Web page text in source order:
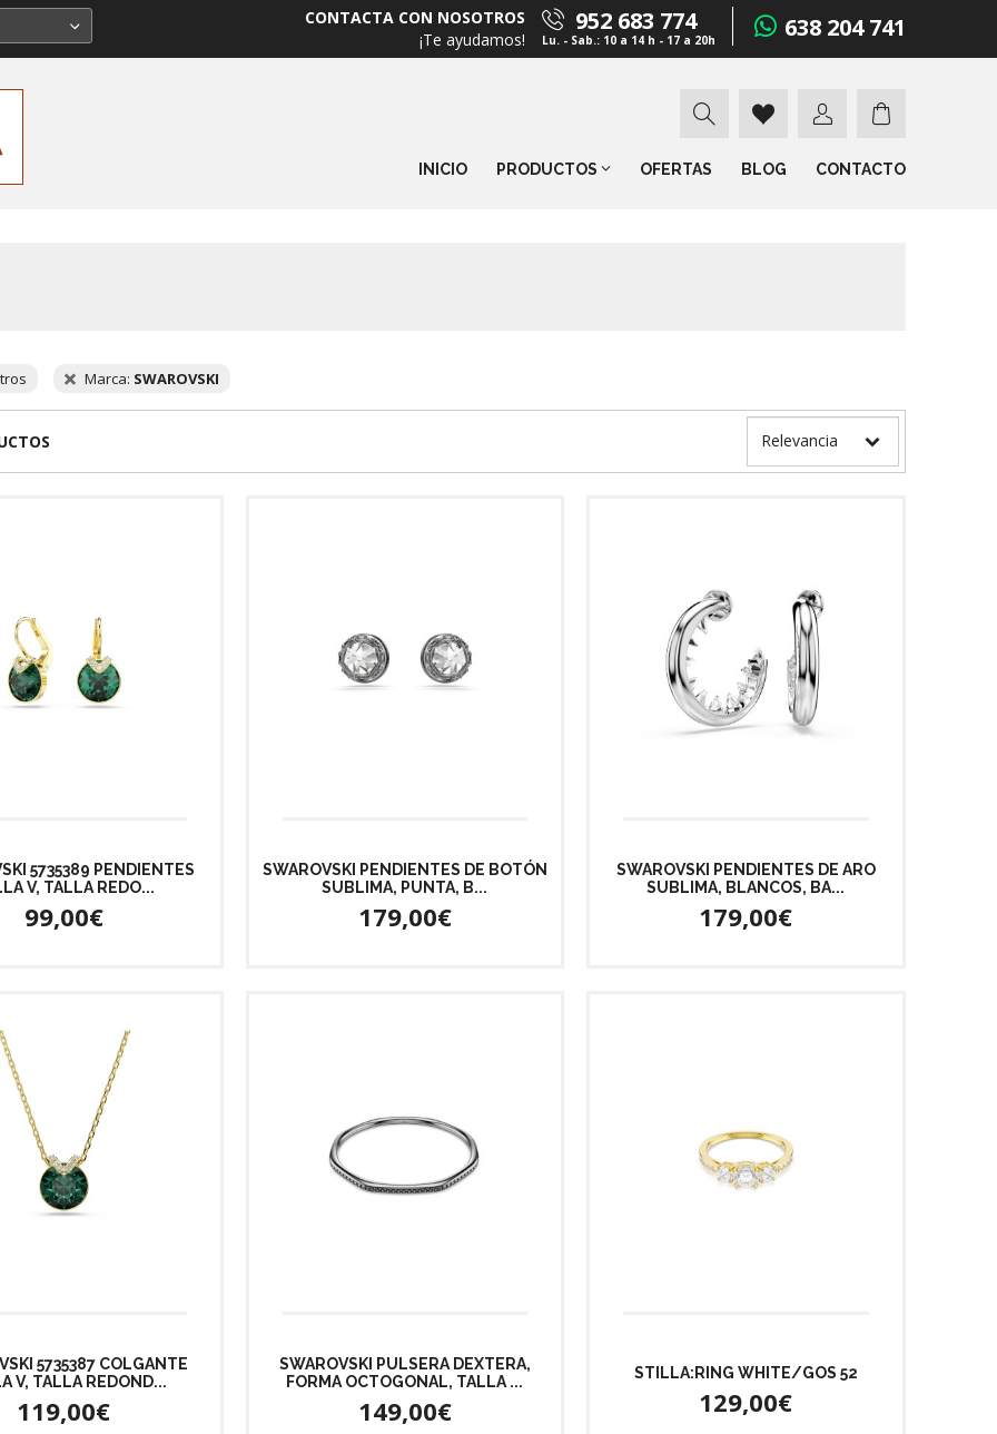
952 683 774
Lu. - Sab.: 10 a 14 h - 17 a 20h 638 204 741
CONTACTA CON NOSOTROS
¡Te ayudamos!
INICIO PRODUCTOS OFERTAS BLOG CONTACTO
Marca: SWAROVSKI
5735389 PENDIENTES
V, TALLA REDO...
99,00€
SWAROVSKI PENDIENTES DE BOTÓN
SUBLIMA, PUNTA, B...
179,00€
SWAROVSKI PENDIENTES DE ARO
SUBLIMA, BLANCOS, BA...
179,00€
5735387 COLGANTE
V, TALLA REDOND...
119,00€
SWAROVSKI PULSERA DEXTERA,
FORMA OCTOGONAL, TALLA ...
149,00€
STILLA:RING WHITE/GOS 52
129,00€